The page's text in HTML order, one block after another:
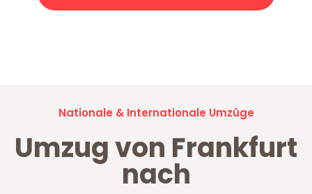
Nationale & Internationale Umzüge
Umzug von Frankfurt
nach